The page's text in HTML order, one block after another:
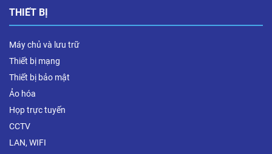
THIẾT BỊ
Máy chủ và lưu trữ
Thiết bị mạng
Thiết bị bảo mật
Ảo hóa
Họp trực tuyến
CCTV
LAN, WIFI